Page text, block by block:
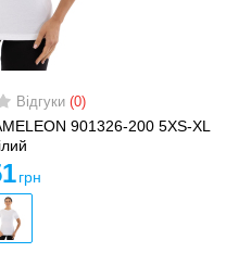
Відгуки (0)
901326-200 5XS-XL
грн